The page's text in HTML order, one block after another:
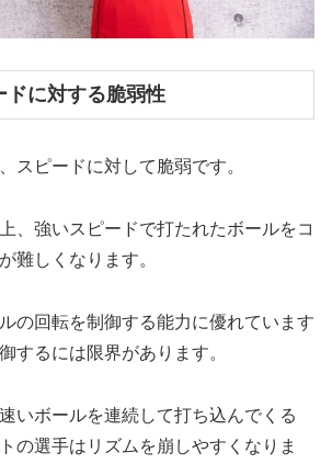
ドに対する脆弱性
スピードに対して脆弱です。
、強いスピードで打たれたボールをコ
難しくなります。
の回転を制御する能力に優れています
するには限界があります。
いボールを連続して打ち込んでくる
の選手はリズムを崩しやすくなりま